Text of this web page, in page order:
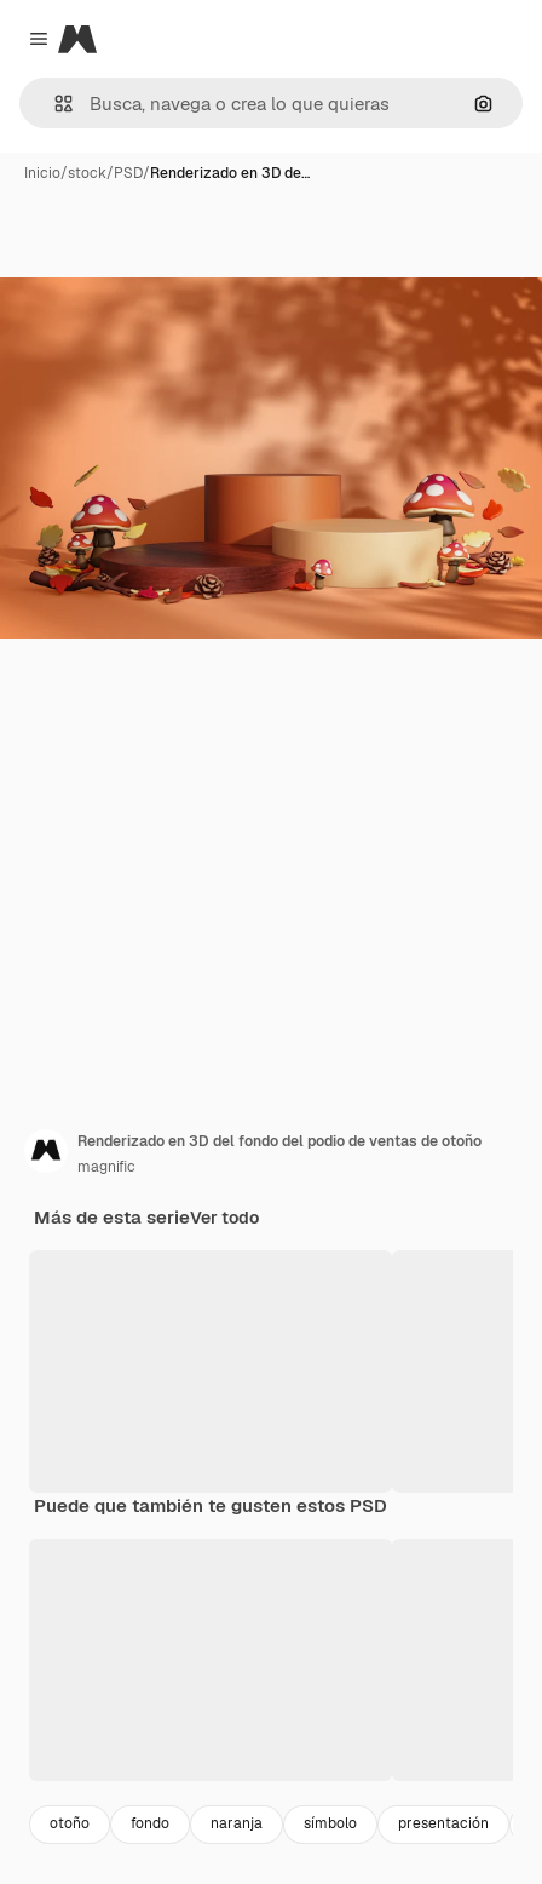
Close menu
Magnific
Inicio/stock/PSD/Renderizado en 3D de…
Renderizado en 3D del fondo del podio de ventas de otoño
magnific
Más de esta serieVer todo
Puede que también te gusten estos PSD
otoño fondo naranja símbolo presentación